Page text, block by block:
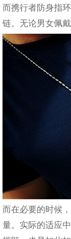
而携行者防身指
链。无论男女佩
而在必要的时候
量。实际的适应